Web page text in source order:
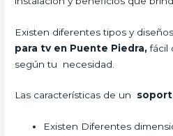
Existen diferentes tipos y
para tv en Puente Piedra,fácil
según tu necesidad.
Las características de un
Existen Diferentes